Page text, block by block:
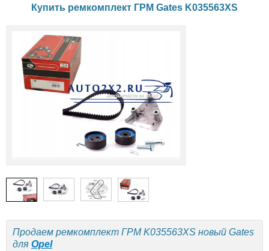
Купить ремкомплект ГРМ Gates K035563XS
Продаем ремкомплект ГРМ K035563XS новый Gates
для Opel